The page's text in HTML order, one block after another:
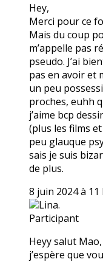
Hey,
Merci pour ce
Mais du coup
m’appelle pas
pseudo. J’ai
pas en avoir et
un peu
proches, euhh
j’aime bcp
(plus les films
peu glauque
sais je suis
de plus.
8 juin 2024 à 11
Lina.
Participant
Heyy salut
j’espère que